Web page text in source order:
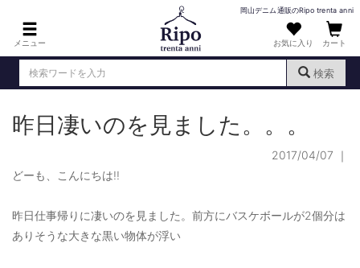
メニュー
岡山デニム通販のRipo trenta anni
お気に入り カート
検索
ログイン （新規会員登録 ）
DENIM : デニム
PANTS : パンツ
昨日凄いのを見ました。。。
2017/04/07 ｜
どーも、こんにちは!!
昨日仕事帰りに凄いのを見ました。前方にバスケボールが2個分は
ありそうな大きな黒い物体が浮い